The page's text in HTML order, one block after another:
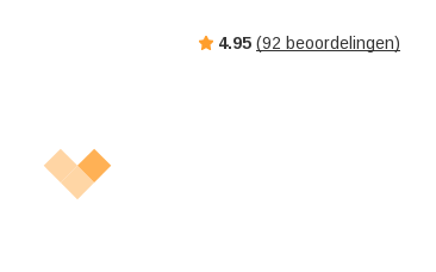
4.95 (92 beoordelingen)